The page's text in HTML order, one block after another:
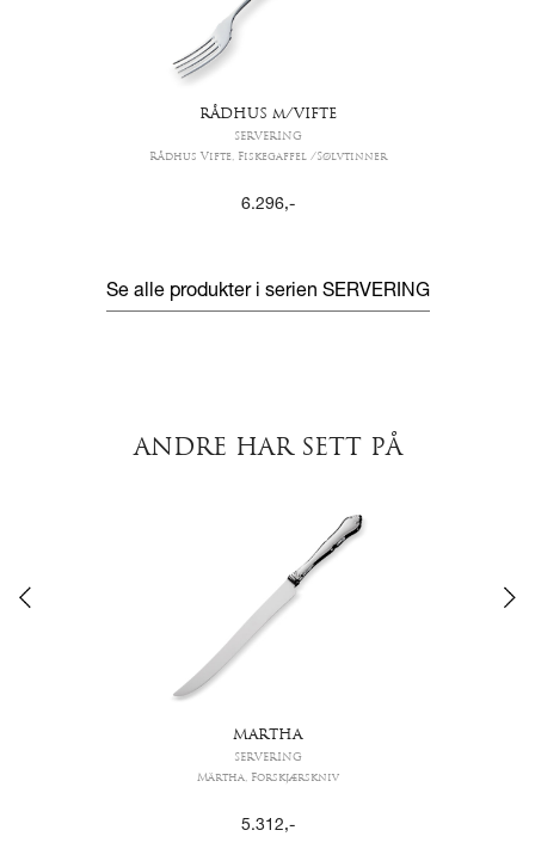
RÅDHUS m/VIFTE
SERVERING
Rådhus Vifte, Fiskegaffel /Sølvtinner
6.296,-
Se alle produkter i serien SERVERING
ANDRE HAR SETT PÅ
MARTHA
SERVERING
Märtha, Forskjærskniv
5.312,-